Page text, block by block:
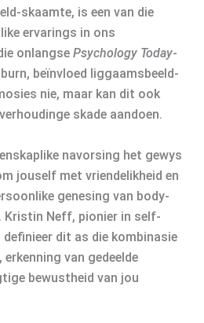
skaamte, is een van die
ervarings in ons
onlangse Psychology Today-
beïnvloed liggaamsbeeld-
nie, maar kan dit ook
skade aandoen.
navorsing het gewys
jouself met vriendelikheid en
genesing van body-
Kristin Neff, pionier in self-
dit as die kombinasie
van gedeelde
bewustheid van jou